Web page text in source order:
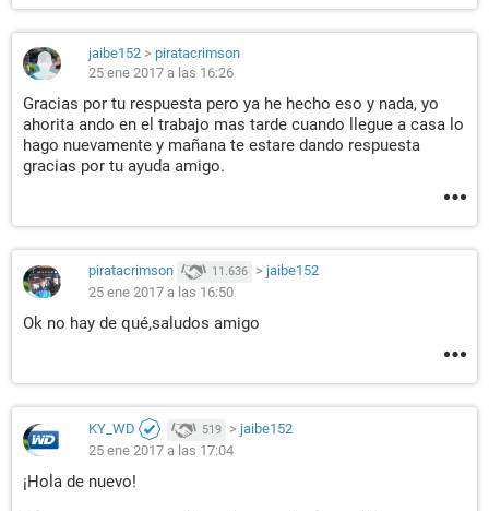
jaibe152 > piratacrimson
25 ene 2017 a las 16:26
Gracias por tu respuesta pero ya he hecho eso y nada, yo
ahorita ando en el trabajo mas tarde cuando llegue a casa lo
hago nuevamente y mañana te estare dando respuesta
gracias por tu ayuda amigo.
piratacrimson 11.636 > jaibe152
25 ene 2017 a las 16:50
Ok no hay de qué,saludos amigo
KY_WD 519 > jaibe152
25 ene 2017 a las 17:04
¡Hola de nuevo!